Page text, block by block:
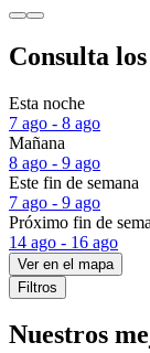
Consulta
Esta noche
7 ago - 8 ago
Mañana
8 ago - 9 ago
Este fin de semana
7 ago - 9 ago
Próximo fin de
14 ago - 16 ago
Ver en el mapa
Filtros
Nuestros